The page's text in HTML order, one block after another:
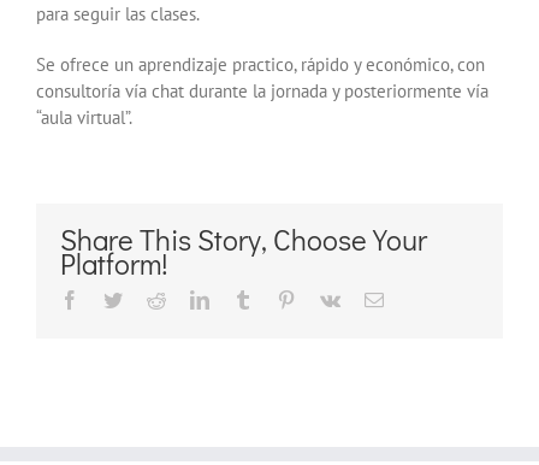
para seguir las clases.
Se ofrece un aprendizaje practico, rápido y económico, con
consultoría vía chat durante la jornada y posteriormente vía
“aula virtual”.
Share This Story, Choose Your
Platform!
Facebook
TwitterRedditLinkedInTumblr Pinterest
Vk
Correo